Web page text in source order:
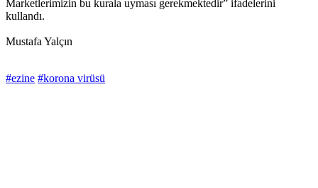
Marketlerimizin bu kurala uyması gerekmektedir” ifadelerini
kullandı.
Mustafa Yalçın
#ezine #korona virüsü